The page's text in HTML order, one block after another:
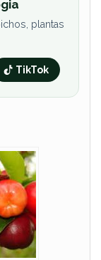
plantas
TikTok